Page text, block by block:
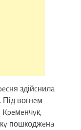
здійcнилa
Під вогнeм
Kpeмeнчyк,
пошкоджeнa